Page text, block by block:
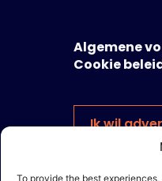
To provide the best
Algemene
Cookie
Ik wil